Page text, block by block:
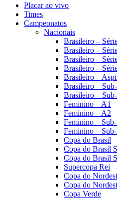
Placar ao vivo
Times
Campeonatos
Nacionais
Brasileiro –
Brasileiro –
Brasileiro –
Brasileiro –
Brasileiro –
Brasileiro –
Brasileiro –
Feminino – A1
Feminino – A2
Feminino –
Feminino –
Copa do Brasil
Copa do Brasil
Copa do Brasil
Supercopa Rei
Copa do
Copa do
Copa Verde